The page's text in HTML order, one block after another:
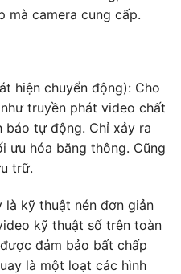
mà camera cung cấp.
hiện chuyển động): Cho
truyền phát video chất
báo tự động. Chỉ xảy ra
ưu hóa băng thông. Cũng
trữ.
là kỹ thuật nén đơn giản
kỹ thuật số trên toàn
đảm bảo bất chấp
là một loạt các hình